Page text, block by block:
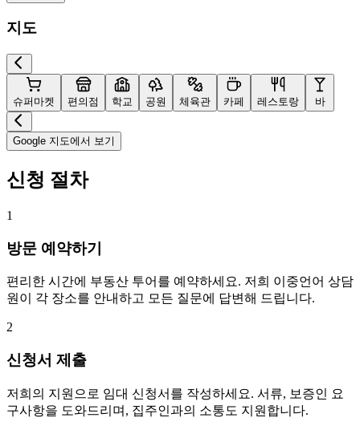
지도
슈퍼마켓 편의점 학교 공원 체육관 카페 레스토랑 바
Google 지도에서 보기
신청 절차
1
방문 예약하기
편리한 시간에 부동산 투어를 예약하세요. 저희 이중언어 상담
원이 각 장소를 안내하고 모든 질문에 답변해 드립니다.
2
신청서 제출
저희의 지원으로 임대 신청서를 작성하세요. 서류, 보증인 요
구사항을 도와드리며, 집주인과의 소통도 지원합니다.